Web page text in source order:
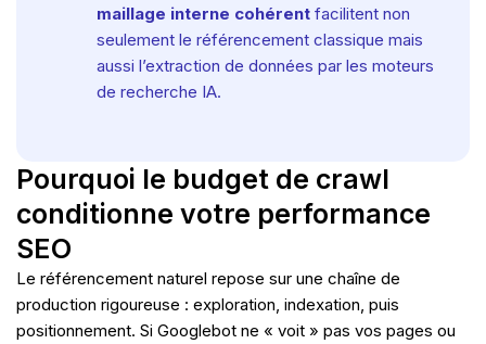
maillage interne cohérent facilitent non
seulement le référencement classique mais
aussi l’extraction de données par les moteurs
de recherche IA.
Pourquoi le budget de crawl
conditionne votre performance
SEO
Le référencement naturel repose sur une chaîne de
production rigoureuse : exploration, indexation, puis
positionnement. Si Googlebot ne « voit » pas vos pages ou